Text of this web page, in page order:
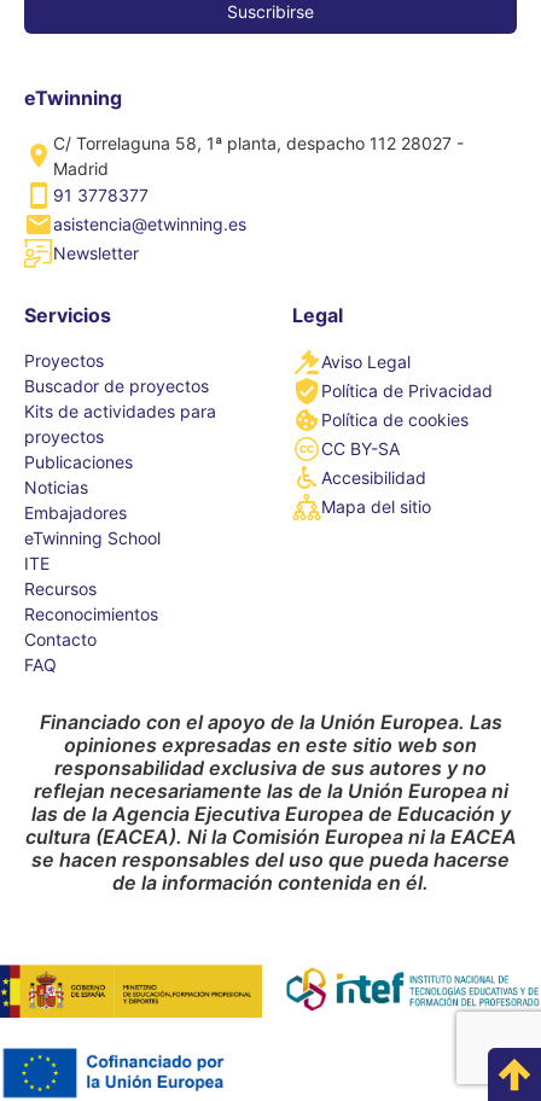
eTwinning
C/ Torrelaguna 58, 1ª planta, despacho 112 28027 -
Madrid
91 3778377
asistencia@etwinning.es
Newsletter
Servicios
Proyectos
Buscador de proyectos
Kits de actividades para
proyectos
Publicaciones
Noticias
Embajadores
eTwinning School
ITE
Recursos
Reconocimientos
Contacto
FAQ
Legal
Aviso Legal
Política de Privacidad
Política de cookies
CC BY-SA
Accesibilidad
Mapa del sitio
Financiado con el apoyo de la Unión Europea. Las
opiniones expresadas en este sitio web son
responsabilidad exclusiva de sus autores y no
reflejan necesariamente las de la Unión Europea ni
las de la Agencia Ejecutiva Europea de Educación y
cultura (EACEA). Ni la Comisión Europea ni la EACEA
se hacen responsables del uso que pueda hacerse
de la información contenida en él.